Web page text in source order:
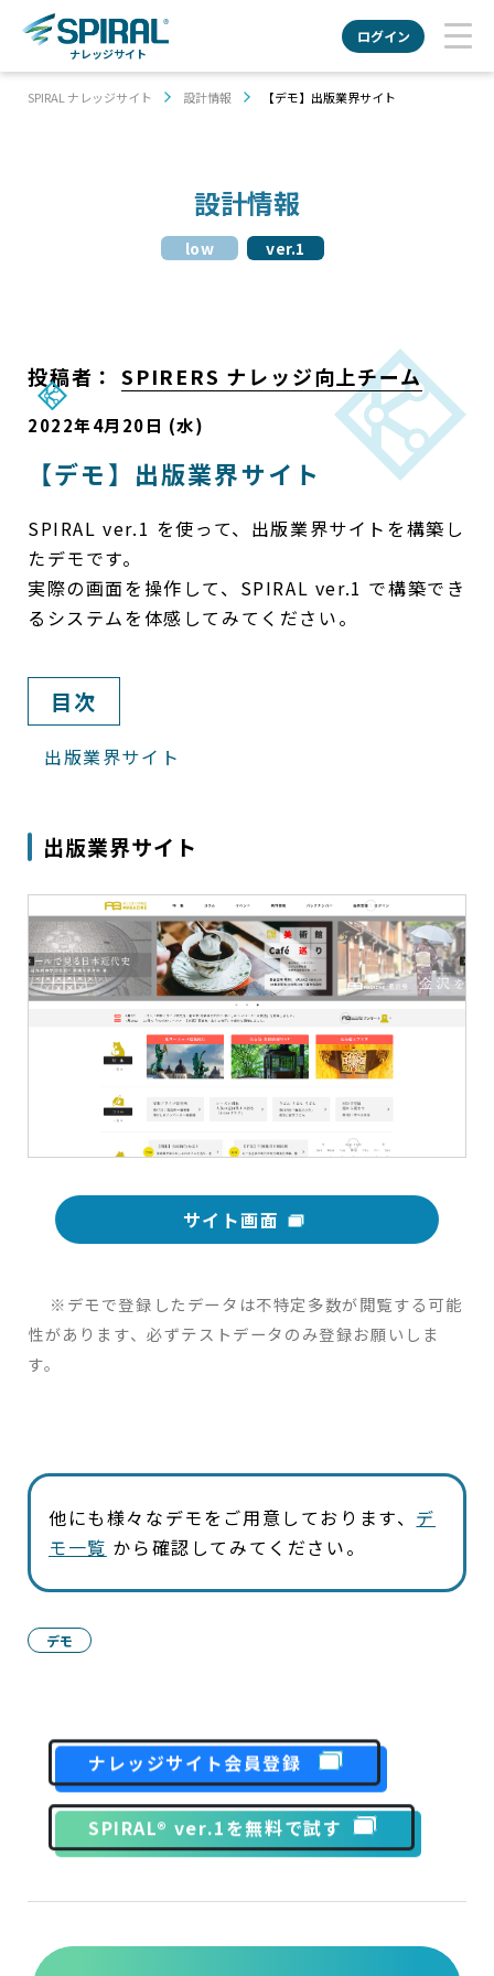
ナレッジサイト
ログイン
SPIRAL ナレッジサイト 設計情報 【デモ】出版業界サイト
設計情報
low ver.1
投稿者： SPIRERS ナレッジ向上チーム
2022年4月20日 (水)
【デモ】出版業界サイト
SPIRAL ver.1 を使って、出版業界サイトを構築し
たデモです。
実際の画面を操作して、SPIRAL ver.1 で構築でき
るシステムを体感してみてください。
目次
出版業界サイト
出版業界サイト
サイト画面
※デモで登録したデータは不特定多数が閲覧する可能
性があります、必ずテストデータのみ登録お願いしま
す。
他にも様々なデモをご用意しております、 デ
モ一覧 から確認してみてください。
デモ
ナレッジサイト会員登録
SPIRAL® ver.1を無料で試す